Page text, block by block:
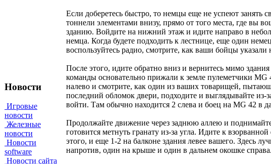
Новости
Игровые
новости
Железные
новости
Новости
software
Новости сайта
Если доберетесь быстро, то немцы еще не успеют занять
тоннели элементами внизу, прямо от того места, где вы
зданию. Войдите на нижний этаж и идите направо в
немца. Когда будете подходить к лестнице, еще один
воспользуйтесь радио, смотрите, как ваши бойцы
После этого, идите обратно вниз и вернитесь мимо
команды основательно прижали к земле пулеметчики MG
налево и смотрите, как один из ваших товарищей,
последний обломок двери, подходите и выглядывайте
войти. Там обычно находится 2 слева и боец на MG 42 в
Продолжайте движение через заднюю аллею и
готовится метнуть гранату из-за угла. Идите к
этого, и еще 1-2 на балконе здания левее вашего. Здесь
напротив, один на крыше и один в дальнем окошке